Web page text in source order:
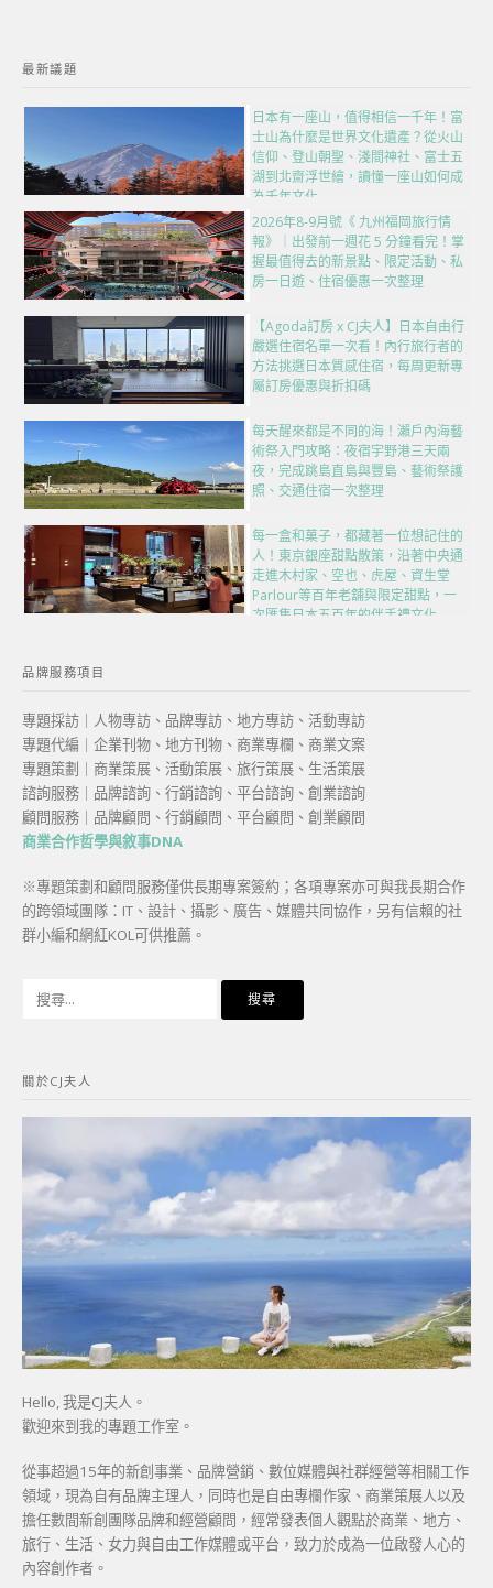
最新議題
日本有一座山，值得相信一千年！富
士山為什麼是世界文化遺產？從火山
信仰、登山朝聖、淺間神社、富士五
湖到北齋浮世繪，讀懂一座山如何成
為千年文化
2026年8-9月號《 九州福岡旅行情
報》｜出發前一週花 5 分鐘看完！掌
握最值得去的新景點、限定活動、私
房一日遊、住宿優惠一次整理
【Agoda訂房 x CJ夫人】日本自由行
嚴選住宿名單一次看！內行旅行者的
方法挑選日本質感住宿，每周更新專
屬訂房優惠與折扣碼
每天醒來都是不同的海！瀨戶內海藝
術祭入門攻略：夜宿宇野港三天兩
夜，完成跳島直島與豐島、藝術祭護
照、交通住宿一次整理
每一盒和菓子，都藏著一位想記住的
人！東京銀座甜點散策，沿著中央通
走進木村家、空也、虎屋、資生堂
Parlour等百年老舖與限定甜點，一
次匯集日本五百年的伴手禮文化
品牌服務項目
專題採訪｜人物專訪、品牌專訪、地方專訪、活動專訪
專題代編｜企業刊物、地方刊物、商業專欄、商業文案
專題策劃｜商業策展、活動策展、旅行策展、生活策展
諮詢服務｜品牌諮詢、行銷諮詢、平台諮詢、創業諮詢
顧問服務｜品牌顧問、行銷顧問、平台顧問、創業顧問
商業合作哲學與敘事DNA
※專題策劃和顧問服務僅供長期專案簽約；各項專案亦可與我長期合作
的跨領域團隊：IT、設計、攝影、廣告、媒體共同協作，另有信賴的社
群小編和網紅KOL可供推薦。
字:
關於CJ夫人
Hello, 我是CJ夫人。
歡迎來到我的專題工作室。
從事超過15年的新創事業、品牌營銷、數位媒體與社群經營等相關工作
領域，現為自有品牌主理人，同時也是自由專欄作家、商業策展人以及
擔任數間新創團隊品牌和經營顧問，經常發表個人觀點於商業、地方、
旅行、生活、女力與自由工作媒體或平台，致力於成為一位啟發人心的
內容創作者。